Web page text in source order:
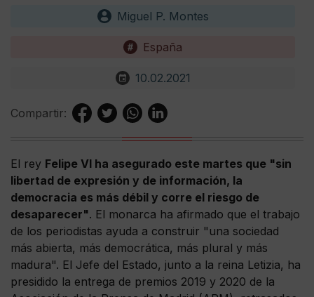
Miguel P. Montes
España
10.02.2021
Compartir:
El rey Felipe VI ha asegurado este martes que "sin
libertad de expresión y de información, la
democracia es más débil y corre el riesgo de
desaparecer". El monarca ha afirmado que el trabajo
de los periodistas ayuda a construir "una sociedad
más abierta, más democrática, más plural y más
madura". El Jefe del Estado, junto a la reina Letizia, ha
presidido la entrega de premios 2019 y 2020 de la